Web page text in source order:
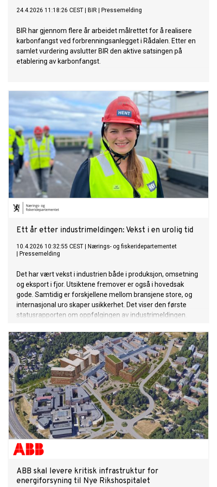
24.4.2026 11:18:26 CEST BIR Pressemelding
BIR har gjennom flere år arbeidet målrettet for å realisere
karbonfangst ved forbrenningsanlegget i Rådalen. Etter en
samlet vurdering avslutter BIR den aktive satsingen på
etablering av karbonfangst.
Ett år etter industrimeldingen: Vekst i en urolig tid
10.4.2026 10:32:55 CEST
Nærings- og fiskeridepartementet
Pressemelding
Det har vært vekst i industrien både i produksjon, omsetning
og eksport i fjor. Utsiktene fremover er også i hovedsak
gode. Samtidig er forskjellene mellom bransjene store, og
internasjonal uro skaper usikkerhet. Det viser den første
statusrapporten om oppfølgingen av industrimeldingen.
ABB skal levere kritisk infrastruktur for
energiforsyning til Nye Rikshospitalet